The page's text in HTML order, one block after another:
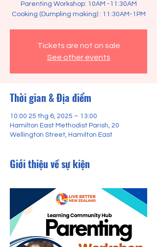
Parenting Workshop: 10AM -11:30AM
Tickets are not on sale
See other events
Thời gian & Địa điểm
10:00 25 thg 6, 2025 – 13:00
Hamilton East Methodist Parish, 20
Wellington Street, Hamilton East
Giới thiệu về sự kiện